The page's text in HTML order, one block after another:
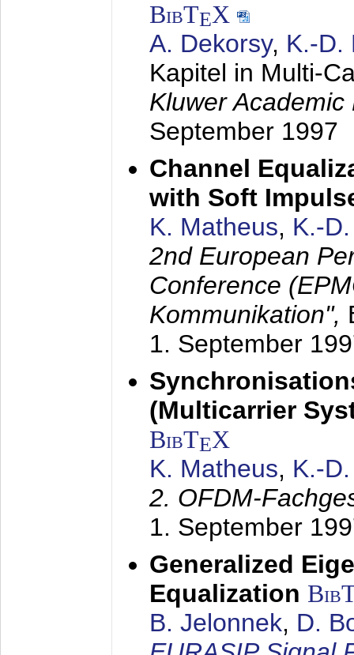
BibTEX
A. Dekorsy, K.-D.
Kapitel in Multi-
Kluwer
September 1997
Channel
with Soft
K. Matheus, K.-
2nd European
Conference
Kommunikation",
1. September
(Multicarrier
BibTEX
K. Matheus, K.-
2. OFDM-
1. September
Generalized
Equalization
B. Jelonnek, D.